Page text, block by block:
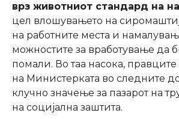
врз животниот стандард на
цел влошувањето на
на работните места и
можностите за вработување да
помали. Во таа насока, правците
на Министерката во следните
клучно значење за пазарот на
на социјална заштита.